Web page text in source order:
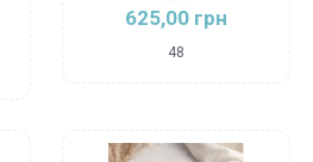
625,00 грн
48